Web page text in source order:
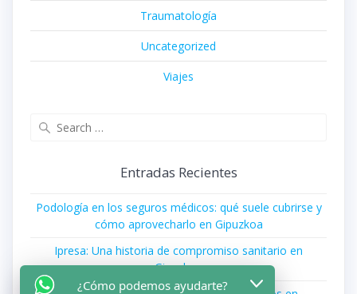
Traumatología
Uncategorized
Viajes
Entradas Recientes
Podología en los seguros médicos: qué suele cubrirse y
cómo aprovecharlo en Gipuzkoa
Ipresa: Una historia de compromiso sanitario en
Gipuzkoa
¿Cómo podemos ayudarte?